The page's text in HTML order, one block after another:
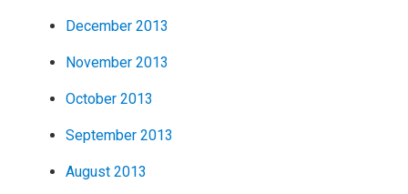
December 2013
November 2013
October 2013
September 2013
August 2013